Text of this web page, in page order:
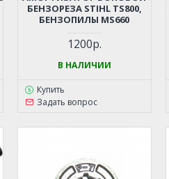
БЕНЗОРЕЗА STIHL TS800,
БЕНЗОПИЛЫ MS660
1200р.
В НАЛИЧИИ
Купить
Задать вопрос